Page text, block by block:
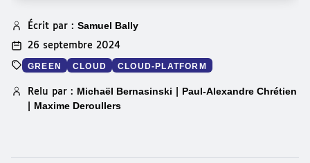
Écrit par : Samuel Bally
26 septembre 2024
GREEN CLOUD CLOUD-PLATFORM
Relu par : Michaël Bernasinski Paul-Alexandre Chrétien
Maxime Deroullers